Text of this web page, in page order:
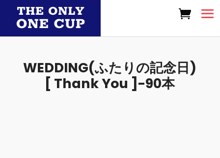
WEDDING(ふたりの記念日)
[ Thank You ]-90本